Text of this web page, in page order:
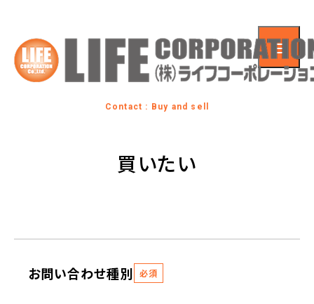
Contact : Buy and sell
買いたい
お問い合わせ種別 必須